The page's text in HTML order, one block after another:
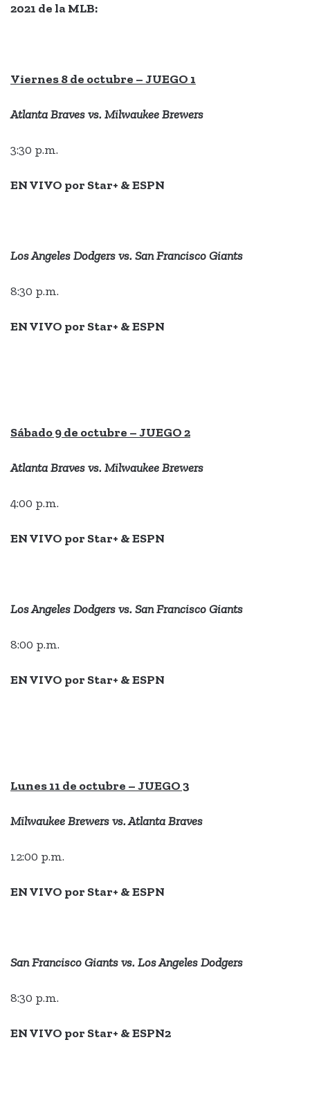
2021 de la MLB:
Viernes 8 de octubre – JUEGO 1
Atlanta Braves vs. Milwaukee Brewers
3:30 p.m.
EN VIVO por Star+ & ESPN
Los Angeles Dodgers vs. San Francisco Giants
8:30 p.m.
EN VIVO por Star+ & ESPN
Sábado 9 de octubre – JUEGO 2
Atlanta Braves vs. Milwaukee Brewers
4:00 p.m.
EN VIVO por Star+ & ESPN
Los Angeles Dodgers vs. San Francisco Giants
8:00 p.m.
EN VIVO por Star+ & ESPN
Lunes 11 de octubre – JUEGO 3
Milwaukee Brewers vs. Atlanta Braves
12:00 p.m.
EN VIVO por Star+ & ESPN
San Francisco Giants vs. Los Angeles Dodgers
8:30 p.m.
EN VIVO por Star+ & ESPN2